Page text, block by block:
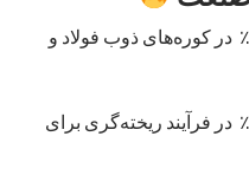
استفاده زئولیت کلینوپتیلولیت ۹۸٪ در کوره‌های ذوب فولاد و
استفاده زئولیت کلینوپتیلولیت ۹۸٪ در فرآیند ریخته‌گری برای